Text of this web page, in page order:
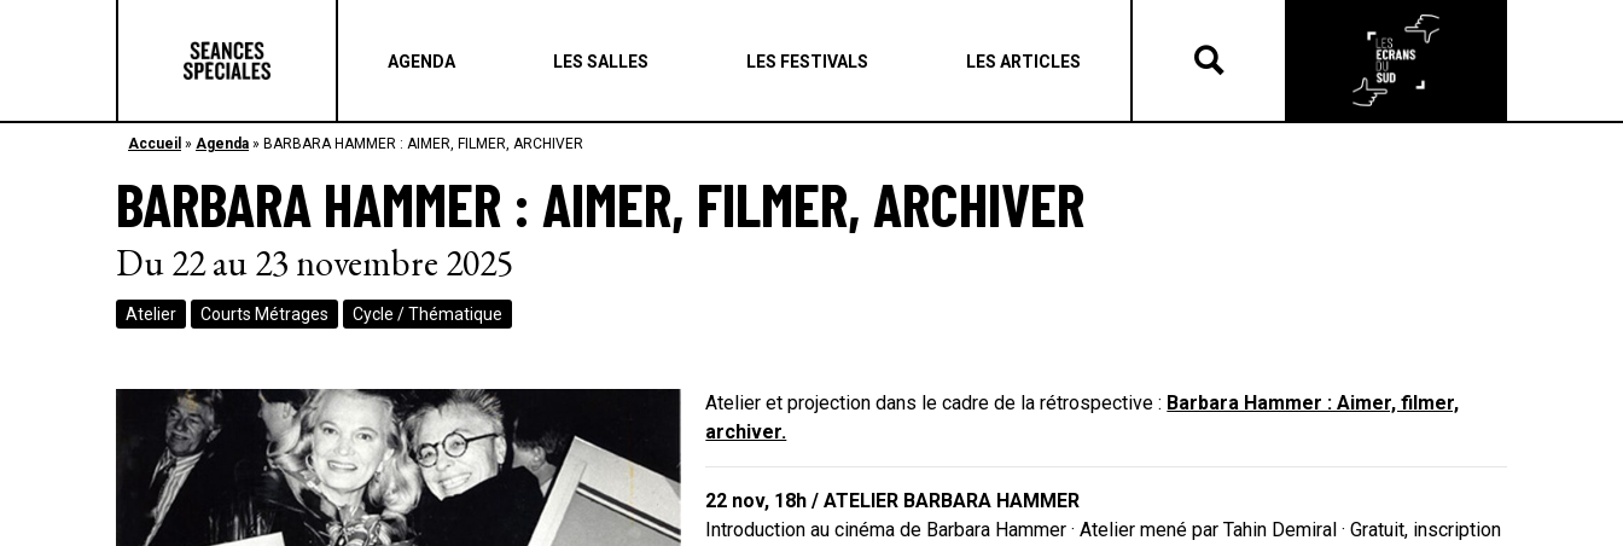
AGENDA LES SALLES LES FESTIVALS LES ARTICLES
Les articles
Accueil » Agenda » BARBARA HAMMER : AIMER, FILMER, ARCHIVER
BARBARA HAMMER : AIMER, FILMER, ARCHIVER
Du 22 au 23 novembre 2025
Atelier Courts Métrages Cycle / Thématique
Atelier et projection dans le cadre de la rétrospective : Barbara Hammer : Aimer, filmer,
archiver.
22 nov, 18h / ATELIER BARBARA HAMMER
Introduction au cinéma de Barbara Hammer · Atelier mené par Tahin Demiral · Gratuit, inscription